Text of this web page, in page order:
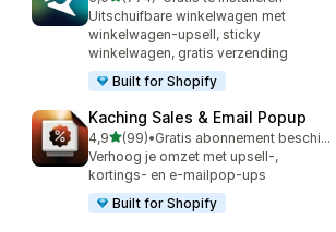
774 recensies in totaal
Uitschuifbare winkelwagen met
winkelwagen-upsell, sticky
winkelwagen, gratis verzending
Built for Shopify
Kaching Sales & Email Popup
4,9van 5 sterren
(99)
99 recensies in totaal
•
Gratis abonnement beschikbaar
Verhoog je omzet met upsell-,
kortings- en e-mailpop-ups
Built for Shopify